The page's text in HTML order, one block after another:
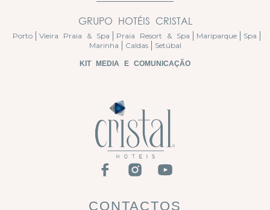
CONTACTOS
GRUPO HOTÉIS CRISTAL
Porto Vieira Praia & Spa Praia Resort & Spa Mariparque
Spa
Marinha
Caldas Setúbal
KIT MEDIA E COMUNICAÇÃO